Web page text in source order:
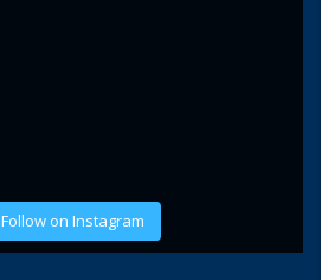
Follow on Instagram